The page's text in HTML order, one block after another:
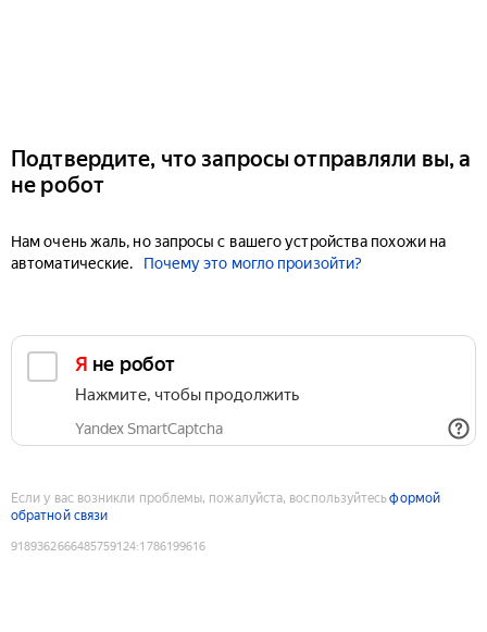
Подтвердите, что запросы отправляли вы, а
не робот
Нам очень жаль, но запросы с вашего устройства похожи на
автоматические.
Почему это могло произойти?
Я не робот
Нажмите, чтобы продолжить
Yandex SmartCaptcha
Если у вас возникли проблемы, пожалуйста, воспользуйтесьформой
обратной связи
9189362666485759124:1786199616